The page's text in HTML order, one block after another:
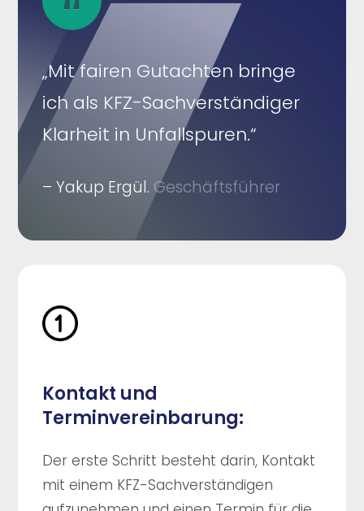
„Mit fairen Gutachten bringe
ich als KFZ-Sachverständiger
Klarheit in Unfallspuren.“
– Yakup Ergül. Geschäftsführer
Kontakt und
Terminvereinbarung:
Der erste Schritt besteht darin, Kontakt
mit einem KFZ-Sachverständigen